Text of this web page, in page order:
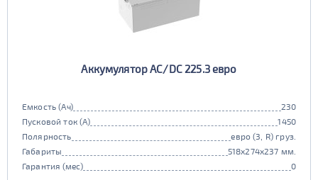
Аккумулятор AC/DC 225.3 евро
Емкость (Ач)
230
Пусковой ток (А)
1450
Полярность
евро (3, R) груз.
Габариты
518x274x237 мм.
Гарантия (мес)
0